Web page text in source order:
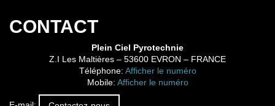
CONTACT
Plein Ciel Pyrotechnie
Z.I Les Maltières – 53600 EVRON – FRANCE
Téléphone: Afficher le numéro
Mobile: Afficher le numéro